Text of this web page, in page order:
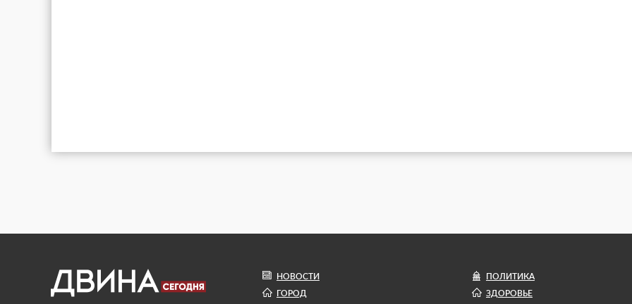
НОВОСТИ
ПОЛИТИКА
ГОРОД
ЗДОРОВЬЕ